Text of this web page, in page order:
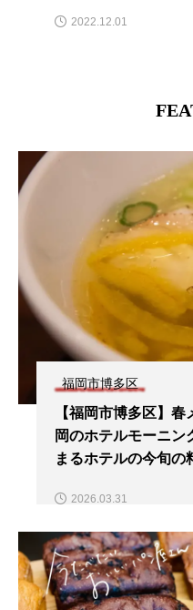
2026.07.22
福岡市博多区
【福岡市博多区】
岡のホテルモーニン
まるホテルの今旬の
2026.03.31